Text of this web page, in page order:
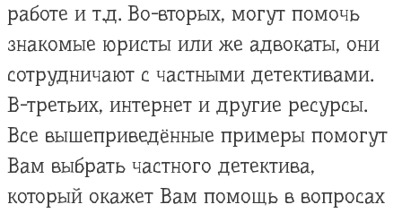
работе и т.д. Во-вторых, могут помочь
знакомые юристы или же адвокаты, они
сотрудничают с частными детективами.
В-третьих, интернет и другие ресурсы.
Все вышеприведённые примеры помогут
Вам выбрать частного детектива,
который окажет Вам помощь в вопросах